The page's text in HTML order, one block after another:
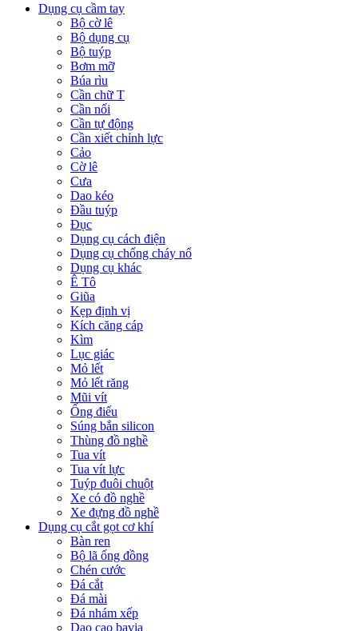
Dụng cụ cầm tay
Bộ cờ lê
Bộ dụng cụ
Bộ tuýp
Bơm mỡ
Búa rìu
Cần chữ T
Cần nối
Cần tự động
Cần xiết chỉnh lực
Cảo
Cờ lê
Cưa
Dao kéo
Đầu tuýp
Đục
Dụng cụ cách điện
Dụng cụ chống cháy nổ
Dụng cụ khác
Ê Tô
Giũa
Kẹp định vị
Kích căng cáp
Kìm
Lục giác
Mỏ lết
Mỏ lết răng
Mũi vít
Ống điếu
Súng bắn silicon
Thùng đồ nghề
Tua vít
Tua vít lực
Tuýp đuôi chuột
Xe có đồ nghề
Xe đựng đồ nghề
Dụng cụ cắt gọt cơ khí
Bàn ren
Bộ lã ống đồng
Chén cước
Đá cắt
Đá mài
Đá nhám xếp
Dao cạo bavia